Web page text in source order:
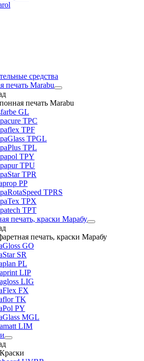
средства
печать Marabu
печать Marabu
GL
TPC
TPF
TPGL
TPL
TPY
TPU
TPR
PP
TPRS
TPX
TPT
печать, краски Марабу
печать, краски Марабу
GO
SR
PL
LIP
LIG
FX
TK
PY
MGL
LIM